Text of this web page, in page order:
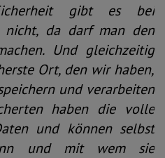
gibt es bei
nicht, da darf man den
Und gleichzeitig
Ort, den wir haben,
und verarbeiten
haben die volle
und können selbst
und mit wem sie